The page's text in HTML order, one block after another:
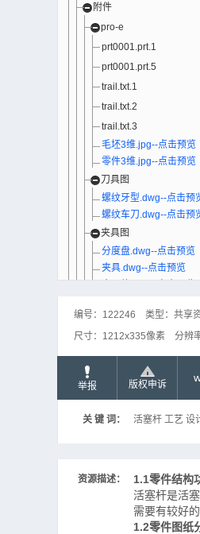
附件
pro-e
prt0001.prt.1
prt0001.prt.5
trail.txt.1
trail.txt.2
trail.txt.3
毛坯3维.jpg--点击预览
零件3维.jpg--点击预览
刀具图
螺纹牙型.dwg--点击预
螺纹车刀.dwg--点击预
夹具图
分度盘.dwg--点击预览
夹具.dwg--点击预览
工序10.dwg--点击预览
工序15.dwg--点击预览
工序25.dwg--点击预览
工序30.dwg--点击预览
工序35.dwg--点击预览
工序45.dwg--点击预览
工序65.dwg--点击预览
工序75.dwg--点击预览
量具公差带图.dwg--点
编号： 122246 类型： 共享
尺寸： 1212x335像素 分辨
举报 版权申诉
关 键 词： 活塞杆 工艺 设
资源描述：
1.1零件结构
活塞杆是活
需要有较好
1.2零件图纸